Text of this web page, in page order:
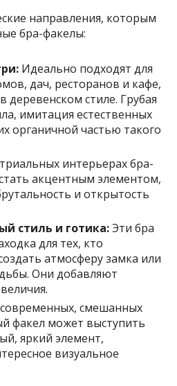
направления, которым
бра-факелы:
Идеально подходят для
дач, ресторанов и кафе,
деревенском стиле. Грубая
имитация естественных
органичной частью такого
интерьерах бра-
акцентным элементом,
и открытость
стиль и готика:Эти бра
для тех, кто
атмосферу замка или
Они добавляют
смешанных
факел может выступить
яркий элемент,
визуальное